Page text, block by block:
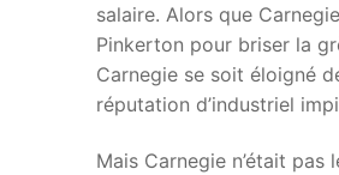
salaire. Alors que
Pinkerton pour briser la
Carnegie se soit éloigné
réputation d’industriel
Mais Carnegie n’était